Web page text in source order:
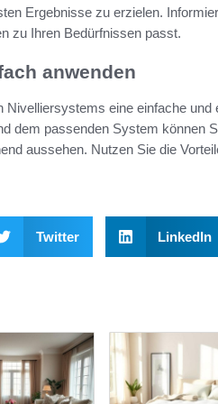
Ergebnisse zu erzielen.
zu Ihren Bedürfnissen passt.
anwenden
Nivelliersystems eine einfache
dem passenden System können
aussehen. Nutzen Sie die
Twitter LinkedIn